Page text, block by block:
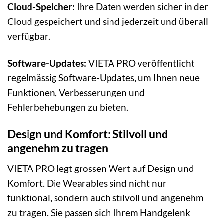
Cloud-Speicher: Ihre Daten werden sicher in der
Cloud gespeichert und sind jederzeit und überall
verfügbar.
Software-Updates: VIETA PRO veröffentlicht
regelmässig Software-Updates, um Ihnen neue
Funktionen, Verbesserungen und
Fehlerbehebungen zu bieten.
Design und Komfort: Stilvoll und
angenehm zu tragen
VIETA PRO legt grossen Wert auf Design und
Komfort. Die Wearables sind nicht nur
funktional, sondern auch stilvoll und angenehm
zu tragen. Sie passen sich Ihrem Handgelenk